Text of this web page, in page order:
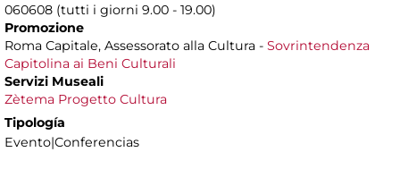
060608 (tutti i giorni 9.00 - 19.00)
Promozione
Roma Capitale, Assessorato alla Cultura - Sovrintendenza
Capitolina ai Beni Culturali
Servizi Museali
Zètema Progetto Cultura
Tipología
Evento|Conferencias